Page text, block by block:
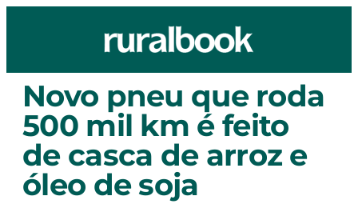
Novo pneu que roda
500 mil km é feito
de casca de arroz e
óleo de soja